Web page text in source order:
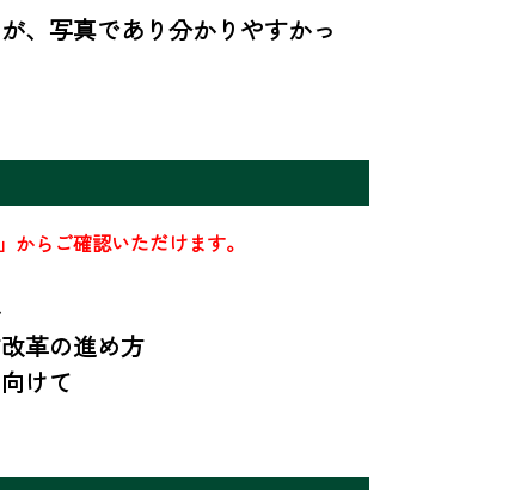
、写真であり分かりやすかっ
」からご確認いただけます。
革の進め方
けて